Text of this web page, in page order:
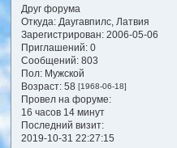
Друг форума
Откуда:Даугавпилс, Латвия
Зарегистрирован: 2006-05-06
Приглашений:0
Сообщений:803
Пол:Мужской
Возраст:58 [1968-06-18]
Провел на форуме:
16 часов 14 минут
Последний визит:
2019-10-31 22:27:15